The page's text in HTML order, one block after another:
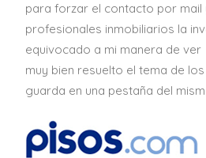
para forzar el contacto por mail
profesionales inmobiliarios la
equivocado a mi manera de ver
muy bien resuelto el tema de
guarda en una pestaña del